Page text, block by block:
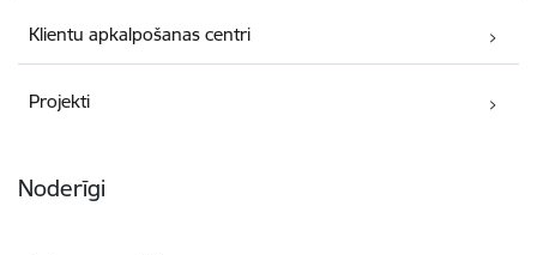
Klientu apkalpošanas centri
Projekti
Noderīgi